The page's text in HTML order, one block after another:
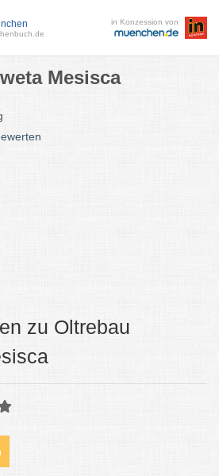
in Konzession von
Mesisca
zu Oltrebau